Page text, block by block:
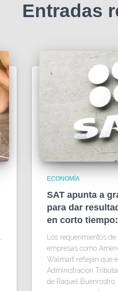
Entradas
ECONOMÍA
SAT apunta a
para dar
en corto
Los requerimientos
empresas como
Walmart reflejan que
Administración
de Raquel